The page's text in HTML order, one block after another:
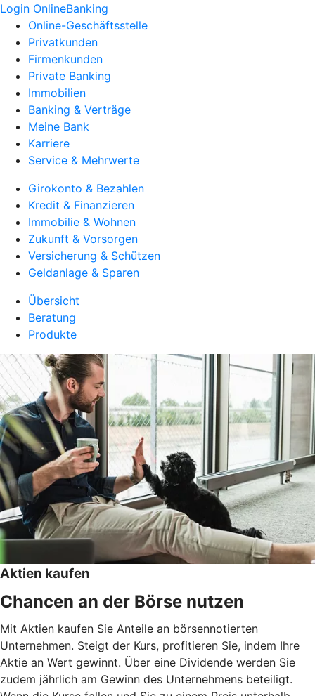
Login OnlineBanking
Online-Geschäftsstelle
Privatkunden
Firmenkunden
Private Banking
Immobilien
Banking & Verträge
Meine Bank
Karriere
Service & Mehrwerte
Girokonto & Bezahlen
Kredit & Finanzieren
Immobilie & Wohnen
Zukunft & Vorsorgen
Versicherung & Schützen
Geldanlage & Sparen
Übersicht
Beratung
Produkte
Aktien kaufen
Chancen an der Börse nutzen
Mit Aktien kaufen Sie Anteile an börsennotierten
Unternehmen. Steigt der Kurs, profitieren Sie, indem Ihre
Aktie an Wert gewinnt. Über eine Dividende werden Sie
zudem jährlich am Gewinn des Unternehmens beteiligt.